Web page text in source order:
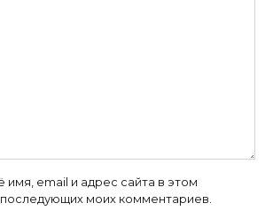
имя, email и адрес сайта в этом
моих комментариев.